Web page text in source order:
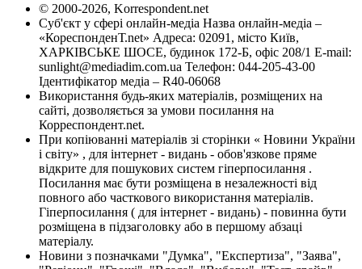
© 2000-2026, Korrespondent.net
Суб'єкт у сфері онлайн-медіа Назва онлайн-медіа –
«КореспонденТ.net» Адреса: 02091, місто Київ,
ХАРКІВСЬКЕ ШОСЕ, будинок 172-Б, офіс 208/1 E-mail:
sunlight@mediadim.com.ua Телефон: 044-205-43-00
Ідентифікатор медіа – R40-06068
Використання будь-яких матеріалів, розміщених на
сайті, дозволяється за умови посилання на
Корреспондент.net.
При копіюванні матеріалів зі сторінки « Новини України
і світу» , для інтернет - видань - обов'язкове пряме
відкрите для пошукових систем гіперпосилання .
Посилання має бути розміщена в незалежності від
повного або часткового використання матеріалів.
Гіперпосилання ( для інтернет - видань) - повинна бути
розміщена в підзаголовку або в першому абзаці
матеріалу.
Новини з позначками "Думка", "Експертиза", "Заява",